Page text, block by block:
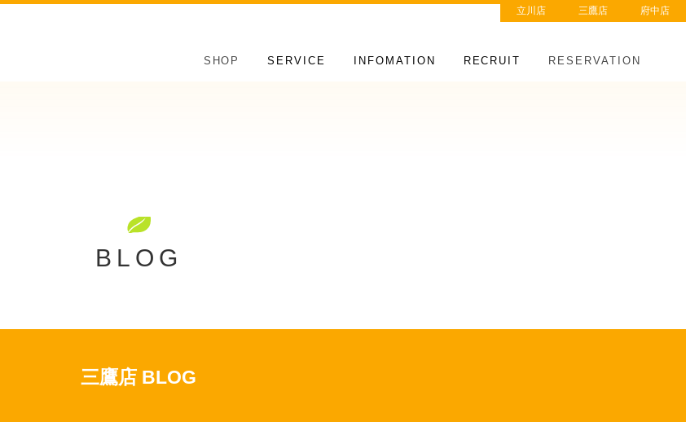
SHOP SERVICE INFOMATION RECRUIT RESERVATION
立川店 三鷹店 府中店
BLOG
三鷹店 BLOG